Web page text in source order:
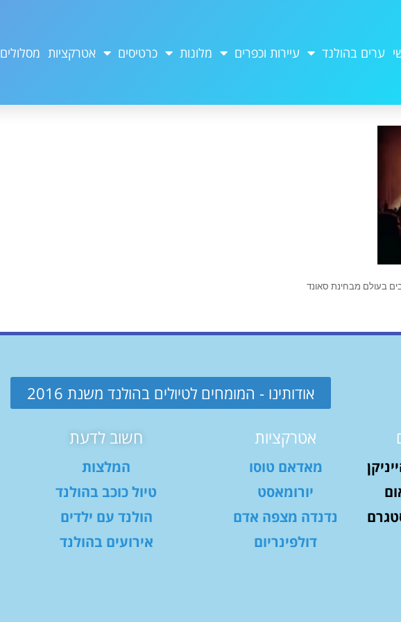
ערים בהולנד עיירות וכפרים מלונות כרטיסים אטרקציות מסלולים
בעולם מבחינת סאונד
אודותינו - המומחים לטיולים בהולנד משנת 2016
אטרקציות
מאדאם טוסו
יורומאסט
נדנדה מצפה אדם
דולפינריום
חשוב לדעת
המלצות
טיול כוכב בהולנד
הולנד עם ילדים
אירועים בהולנד